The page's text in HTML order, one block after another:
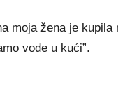
moja žena je kupila
vode u kući”.